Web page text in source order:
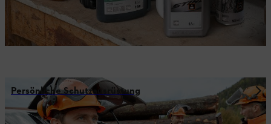
Persönliche Schutzausrüstung